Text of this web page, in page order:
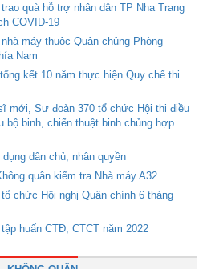
quà hỗ trợ nhân dân TP Nha Trang
COVID-19
máy thuộc Quân chủng Phòng
Nam
kết 10 năm thực hiện Quy chế thi
mới, Sư đoàn 370 tổ chức Hội thi điều
bộ binh, chiến thuật binh chủng hợp
dân chủ, nhân quyền
quân kiểm tra Nhà máy A32
chức Hội nghị Quân chính 6 tháng
huấn CTĐ, CTCT năm 2022